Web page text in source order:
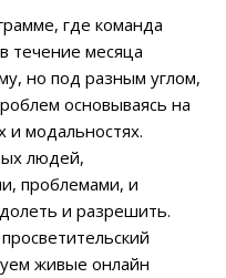
где команда
течение месяца
но под разным углом,
основываясь на
и модальностях.
людей,
проблемами, и
и разрешить.
живые онлайн